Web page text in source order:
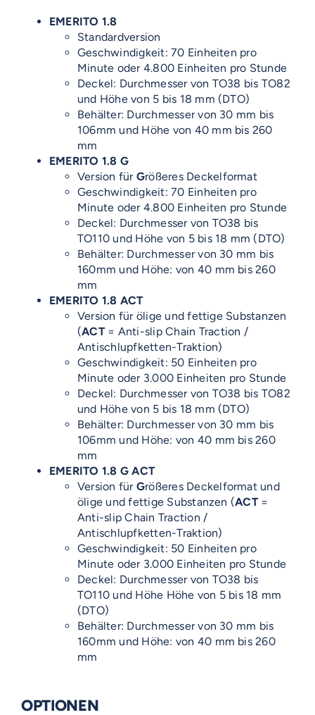
EMERITO 1.8
Standardversion
Geschwindigkeit: 70 Einheiten pro
Minute oder 4.800 Einheiten pro Stunde
Deckel: Durchmesser von TO38 bis TO82
und Höhe von 5 bis 18 mm (DTO)
Behälter: Durchmesser von 30 mm bis
106mm und Höhe von 40 mm bis 260
mm
EMERITO 1.8 G
Version für Größeres Deckelformat
Geschwindigkeit: 70 Einheiten pro
Minute oder 4.800 Einheiten pro Stunde
Deckel: Durchmesser von TO38 bis
TO110 und Höhe von 5 bis 18 mm (DTO)
Behälter: Durchmesser von 30 mm bis
160mm und Höhe: von 40 mm bis 260
mm
EMERITO 1.8 ACT
Version für ölige und fettige Substanzen
(ACT= Anti-slip Chain Traction /
Antischlupfketten-Traktion)
Geschwindigkeit: 50 Einheiten pro
Minute oder 3.000 Einheiten pro Stunde
Deckel: Durchmesser von TO38 bis TO82
und Höhe von 5 bis 18 mm (DTO)
Behälter: Durchmesser von 30 mm bis
106mm und Höhe: von 40 mm bis 260
mm
EMERITO 1.8 G ACT
Version für Größeres Deckelformat und
ölige und fettige Substanzen (ACT=
Anti-slip Chain Traction /
Antischlupfketten-Traktion)
Geschwindigkeit: 50 Einheiten pro
Minute oder 3.000 Einheiten pro Stunde
Deckel: Durchmesser von TO38 bis
TO110 und Höhe Höhe von 5 bis 18 mm
(DTO)
Behälter: Durchmesser von 30 mm bis
160mm und Höhe: von 40 mm bis 260
mm
OPTIONEN